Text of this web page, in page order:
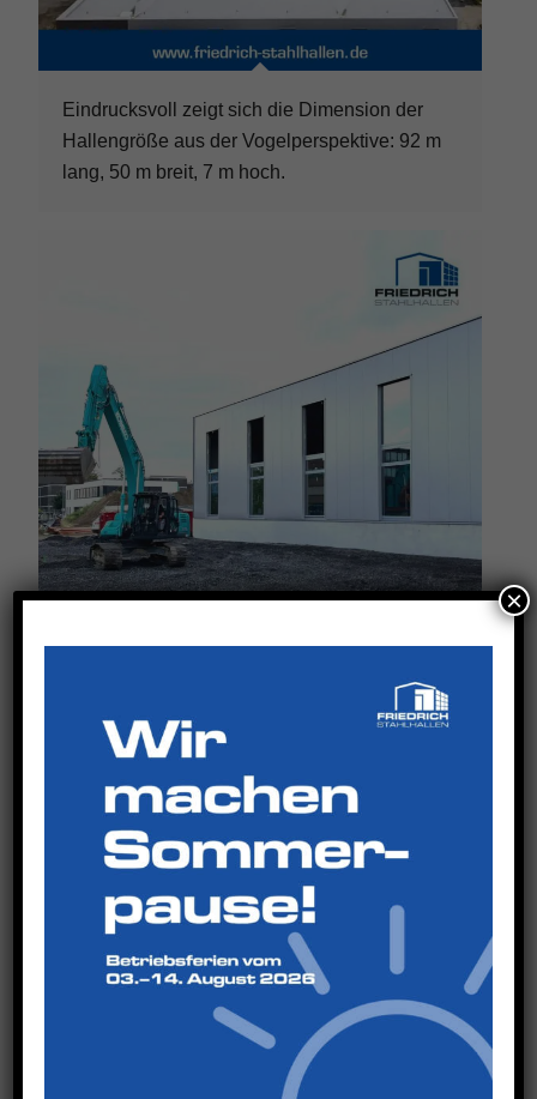
Eindrucksvoll zeigt sich die Dimension der
Hallengröße aus der Vogelperspektive: 92 m
lang, 50 m breit, 7 m hoch.
Professionalität zeigt Team Friedrich auch,
wenn es um die Koordination und
Zusammenarbeit mit den Projektbeteiligten
auf der Baustelle geht.
×